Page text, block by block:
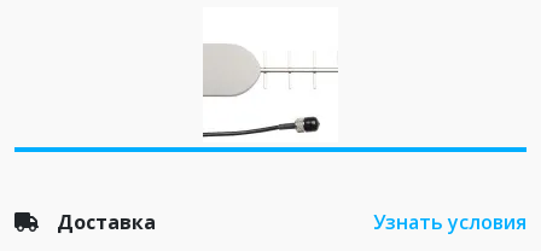
Доставка Узнать условия